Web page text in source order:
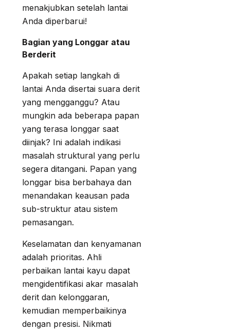
menakjubkan setelah lantai
Anda diperbarui!
Bagian yang Longgar atau
Berderit
Apakah setiap langkah di
lantai Anda disertai suara derit
yang mengganggu? Atau
mungkin ada beberapa papan
yang terasa longgar saat
diinjak? Ini adalah indikasi
masalah struktural yang perlu
segera ditangani. Papan yang
longgar bisa berbahaya dan
menandakan keausan pada
sub-struktur atau sistem
pemasangan.
Keselamatan dan kenyamanan
adalah prioritas. Ahli
perbaikan lantai kayu dapat
mengidentifikasi akar masalah
derit dan kelonggaran,
kemudian memperbaikinya
dengan presisi. Nikmati